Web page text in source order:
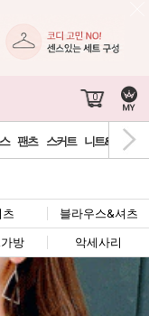
0
팬츠 스커트 니트&가디건
츠 블라우스&셔츠
방 악세사리